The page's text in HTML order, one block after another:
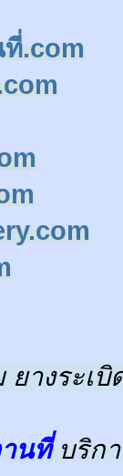
ที่.com
างระเบิ
านที่ บริก